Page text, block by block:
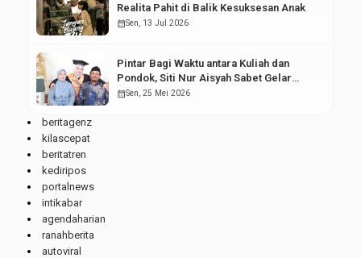
Realita Pahit di Balik Kesuksesan Anak
calendar_monthSen, 13 Jul 2026
Pintar Bagi Waktu antara Kuliah dan
Pondok, Siti Nur Aisyah Sabet Gelar
Wisudawan Terbaik
calendar_monthSen, 25 Mei 2026
beritagenz
kilascepat
beritatren
kediripos
portalnews
intikabar
agendaharian
ranahberita
autoviral